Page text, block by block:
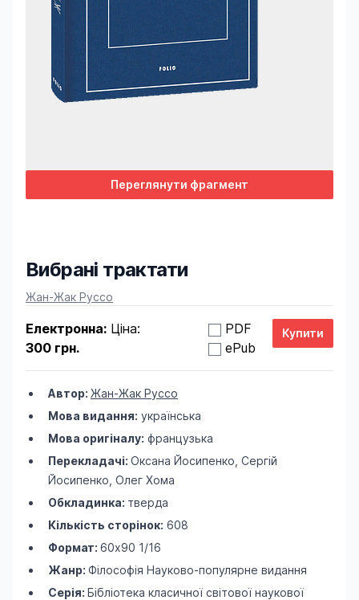
Переглянути фрагмент
Вибрані трактати
Product information
Жан-Жак Руссо
Електронна: Ціна:
300 грн.
PDF
ePub
Автор: Жан-Жак Руссо
Мова видання: українська
Мова оригіналу: французька
Перекладачі: Оксана Йосипенко, Сергій
Йосипенко, Олег Хома
Обкладинка: тверда
Кількість сторінок: 608
Формат: 60х90 1/16
Жанр: Філософія Науково-популярне видання
Серія: Бібліотека класичної світової наукової